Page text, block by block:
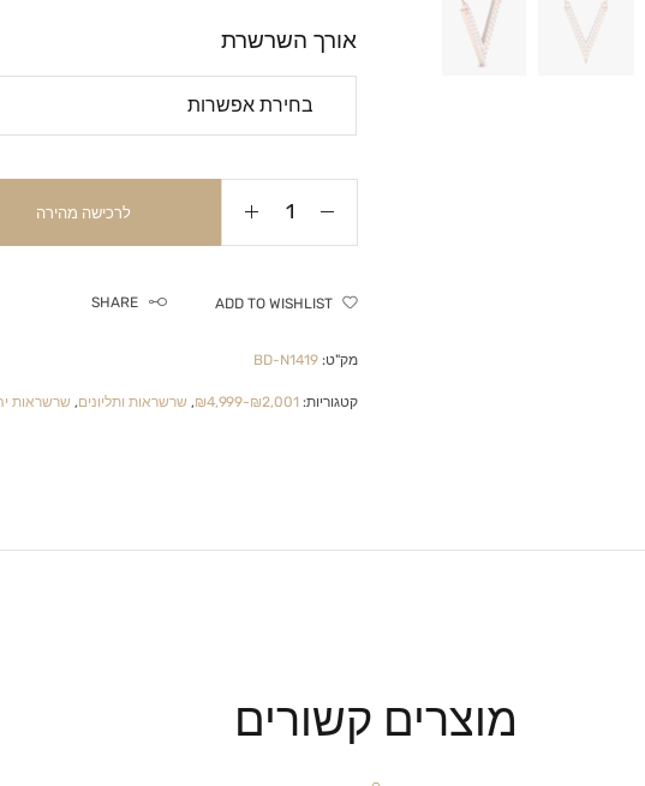
אורך השרשרת
לרכישה מהירה
ADD TO WISHLIST
SHARE
מק"ט: BD-N1419
קטגוריות: ₪2,001-₪4,999
, שרשראות ותליונים, שרשראות
מוצרים קשורים